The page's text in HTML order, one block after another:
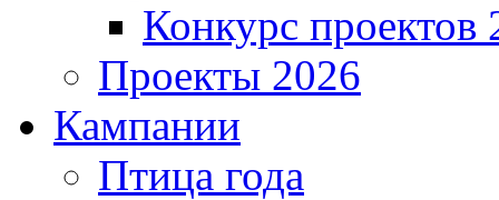
Конкурс проектов
Проекты 2026
Кампании
Птица года